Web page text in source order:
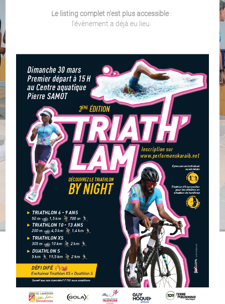
Le listing complet n'est plus accessible:
l'évènement a déjà eu lieu.